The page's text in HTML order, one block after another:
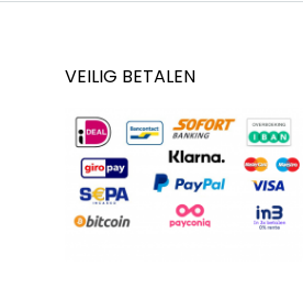
gekozen
op
de
productpagina
VEILIG BETALEN